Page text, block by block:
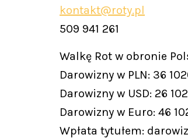
kontakt@roty.pl
509 941 261
Walkę Rot w obronie
Darowizny w PLN: 36
Darowizny w USD: 26
Darowizny w Euro: 46
Wpłata tytułem: